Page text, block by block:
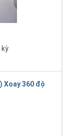
Xoay 360 độ